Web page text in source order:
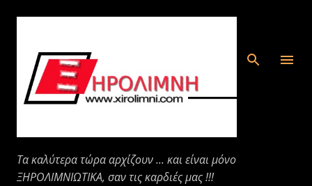
Μετάβαση στο κύριο περιεχόμενο
Τα καλύτερα τώρα αρχίζουν ... και είναι μόνο
ΞΗΡΟΛΙΜΝΙΩΤΙΚΑ, σαν τις καρδιές μας !!!